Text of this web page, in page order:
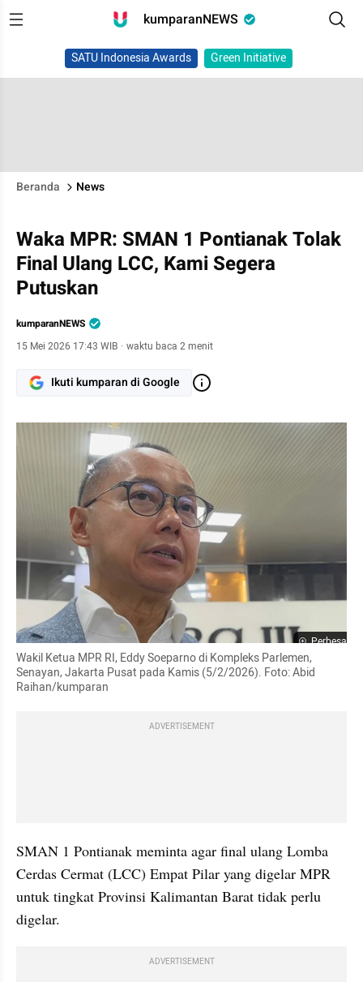
kumparanNEWS
SATU Indonesia Awards Green Initiative
Beranda News
Waka MPR: SMAN 1 Pontianak Tolak
Final Ulang LCC, Kami Segera
Putuskan
kumparanNEWS
15 Mei 2026 17:43 WIB · waktu baca 2 menit
Ikuti kumparan di Google
Perbesar
Wakil Ketua MPR RI, Eddy Soeparno di Kompleks Parlemen,
Senayan, Jakarta Pusat pada Kamis (5/2/2026). Foto: Abid
Raihan/kumparan
ADVERTISEMENT
SMAN 1 Pontianak meminta agar final ulang Lomba
Cerdas Cermat (LCC) Empat Pilar yang digelar MPR
untuk tingkat Provinsi Kalimantan Barat tidak perlu
digelar.
ADVERTISEMENT